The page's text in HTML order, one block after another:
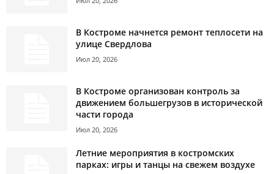
В Костроме начнется ремонт теплосети на
улице Свердлова
Июл 20, 2026
В Костроме организован контроль за
движением большегрузов в исторической
части города
Июл 20, 2026
Летние мероприятия в костромских
парках: игры и танцы на свежем воздухе